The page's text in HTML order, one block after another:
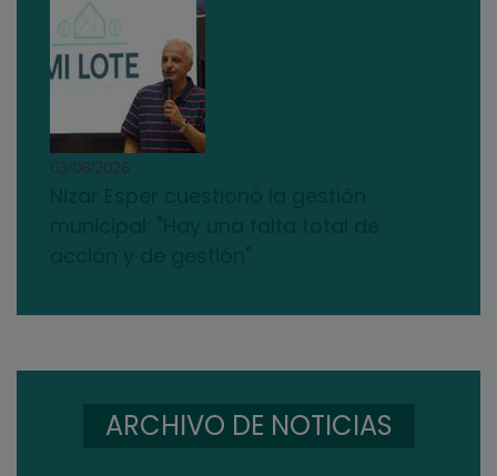
03/08/2026
ARCHIVO DE NOTICIAS